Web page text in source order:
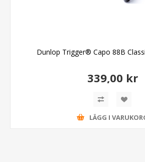
Dunlop Trigger® Capo 88B
339,00 kr
LÄGG I